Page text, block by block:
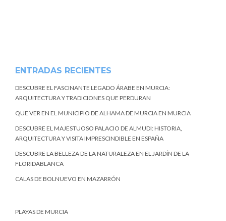
ENTRADAS RECIENTES
DESCUBRE EL FASCINANTE LEGADO ÁRABE EN MURCIA:
ARQUITECTURA Y TRADICIONES QUE PERDURAN
QUE VER EN EL MUNICIPIO DE ALHAMA DE MURCIA EN MURCIA
DESCUBRE EL MAJESTUOSO PALACIO DE ALMUDI: HISTORIA,
ARQUITECTURA Y VISITA IMPRESCINDIBLE EN ESPAÑA
DESCUBRE LA BELLEZA DE LA NATURALEZA EN EL JARDÍN DE LA
FLORIDABLANCA
CALAS DE BOLNUEVO EN MAZARRÓN
PLAYAS DE MURCIA